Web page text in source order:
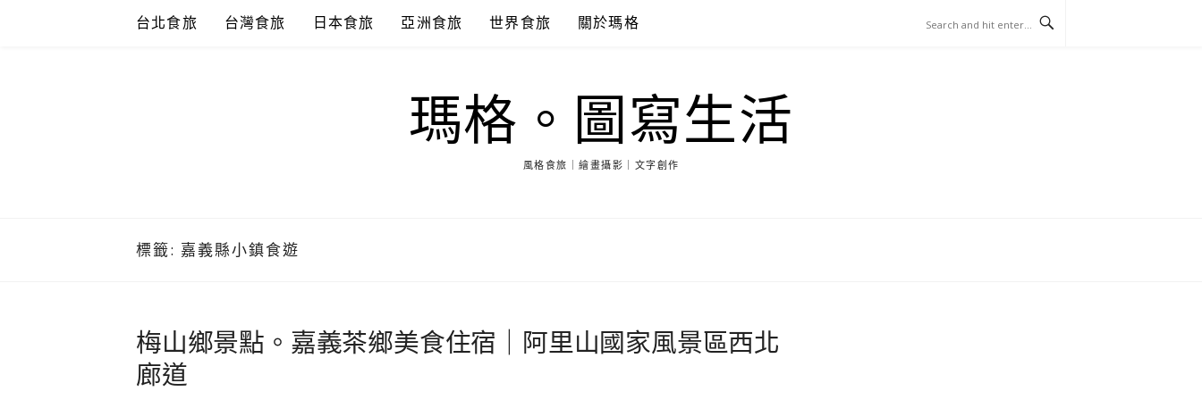
台北食旅 台灣食旅 日本食旅 亞洲食旅 世界食旅 關於瑪格
瑪格。圖寫生活
風格食旅｜繪畫攝影｜文字創作
標籤: 嘉義縣小鎮食遊
梅山鄉景點。嘉義茶鄉美食住宿｜阿里山國家風景區西北
廊道